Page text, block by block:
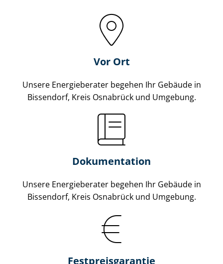
Vor Ort
Unsere Energieberater begehen Ihr Gebäude in
Bissendorf, Kreis Osnabrück und Umgebung.
Dokumentation
Unsere Energieberater begehen Ihr Gebäude in
Bissendorf, Kreis Osnabrück und Umgebung.
Fest­preis­ga­ran­tie